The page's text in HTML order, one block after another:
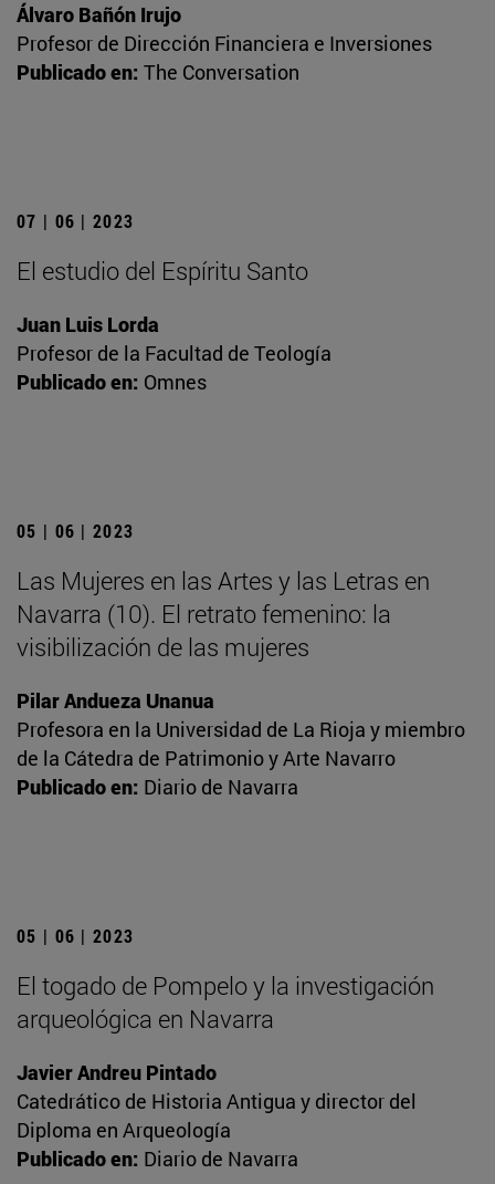
Álvaro Bañón Irujo
Profesor de Dirección Financiera e Inversiones
Publicado en: The Conversation
07 | 06 | 2023
El estudio del Espíritu Santo
Juan Luis Lorda
Profesor de la Facultad de Teología
Publicado en: Omnes
05 | 06 | 2023
Las Mujeres en las Artes y las Letras en
Navarra (10). El retrato femenino: la
visibilización de las mujeres
Pilar Andueza Unanua
Profesora en la Universidad de La Rioja y miembro
de la Cátedra de Patrimonio y Arte Navarro
Publicado en: Diario de Navarra
05 | 06 | 2023
El togado de Pompelo y la investigación
arqueológica en Navarra
Javier Andreu Pintado
Catedrático de Historia Antigua y director del
Diploma en Arqueología
Publicado en: Diario de Navarra